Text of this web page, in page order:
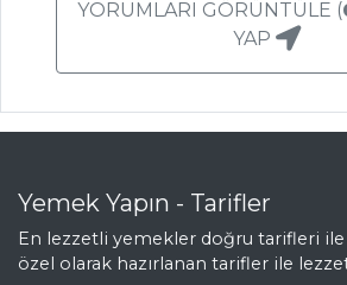
KARNIYARIK
PEYNİRLİ BÖREK
PİZZA
Hamur İşleri Tüm
Tarifleri
YORUMLARI GÖRÜNTÜLE (
YAP
Yemek Yapın - Tarifler
En lezzetli yemekler doğru tarifleri
özel olarak hazırlanan tarifler ile